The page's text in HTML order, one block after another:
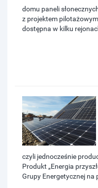
domu paneli
z projektem
dostępna w kilku
czyli jednocześnie
Produkt „Energia
Grupy Energetycznej na